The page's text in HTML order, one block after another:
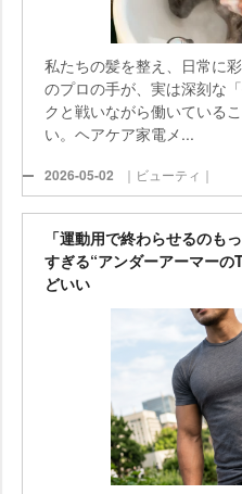
私たちの髪を整え、日常に
のプロの手が、実は深刻な
クと戦いながら働いている
い。ヘアケア家電メ...
2026-05-02 ｜ビューティ｜
「運動用で終わらせるのも
すぎる“アンダーアーマーの
どいい